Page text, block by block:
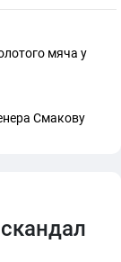
мяча у
Смакову